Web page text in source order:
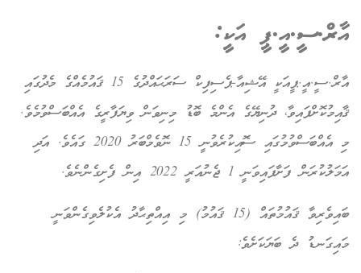
އާރް.ސީ.އީ.ޕީ އަކީ:
އާރް.ސީ.އީ.ޕީއަކީ
އޭޝިއާ-ޕެސިފިކް ސަރަޙައްދުގެ 15 ޤައުމެއްގެ މެދުގައި
ޤާއިމުކޮށްފައިވާ، ދުނިޔޭގެ އެންމެ ބޮޑު މިނިވަން ވިޔަފާރީގެ އެއްބަސްވުމެވެ.
މި އެއްބަސްވުމުގައި ސޮއިކުރެވުނީ 15 ނޮވެމްބަރު 2020 ގައެވެ. އަދި
އަމަލުކުރަން ފަށާފައިވަނީ 1 ޖެނުއަރީ 2022 އިން ފެށިގެންނެވެ.
ބައިވެރިވާ ޤައުމުތައް (15 ޤައުމު) މި އިއްތިޙާދު އެކުލެވިގެންވަނީ
މައިގަނޑު ދެ ބަޔަކަށެވެ: